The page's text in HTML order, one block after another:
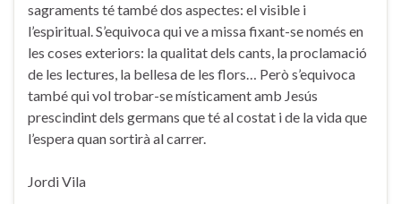
sagraments té també dos aspectes: el visible i
l’espiritual. S’equivoca qui ve a missa fixant-se només en
les coses exteriors: la qualitat dels cants, la proclamació
de les lectures, la bellesa de les flors… Però s’equivoca
també qui vol trobar-se místicament amb Jesús
prescindint dels germans que té al costat i de la vida que
l’espera quan sortirà al carrer.
Jordi Vila